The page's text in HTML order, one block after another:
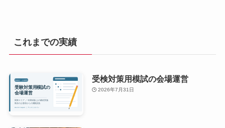
これまでの実績
受検対策用模試の会場運営
2026年7月31日